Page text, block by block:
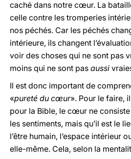
caché dans notre cœur. La
celle contre les tromperies
nos péchés. Car les péchés
intérieure, ils changent
voir des choses qui ne sont pas
moins qui ne sont pas aussi
Il est donc important de
«pureté du cœur». Pour le faire,
pour la Bible, le cœur ne
les sentiments, mais qu’il est le
l’être humain, l’espace intérieur
elle-même. Cela, selon la